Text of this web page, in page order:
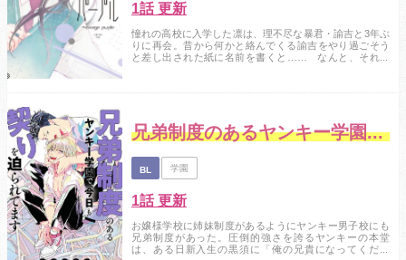
1話 更新
憧れの高校に入学した凛は、理不尽な暴君・諭吉と3年ぶ
りに再会。昔から何かと絡んでくる諭吉をやり過ごそう
と差し出された紙に名前を書くと…… なんと、それは
兄弟制度のあるヤンキー学園で、今日も契りを迫られてます
BL 学園
1話 更新
お嬢様学校に姉妹制度があるようにヤンキー男子校にも
兄弟制度があった。圧倒的強さを誇るヤンキーの本堂
は、ある日新入生の黒須に「俺の兄貴になってくださ